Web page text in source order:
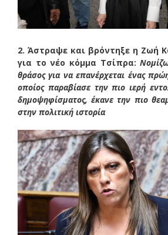
2. Άστραψε και βρόντηξε η Ζωή
για το νέο κόμμα Τσίπρα:
θράσος για να επανέρχεται ένας
οποίος παραβίασε την πιο ιερή
δημοψηφίσματος, έκανε την πιο
στην πολιτική ιστορία